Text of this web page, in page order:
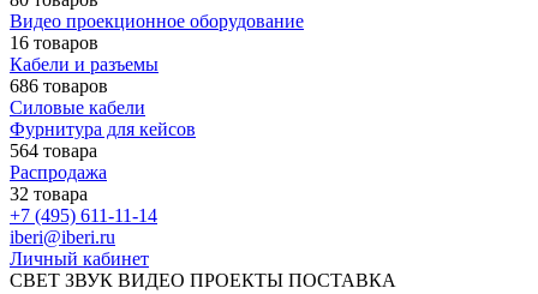
Видео проекционное оборудование
16 товаров
Кабели и разъемы
686 товаров
Силовые кабели
Фурнитура для кейсов
564 товара
Распродажа
32 товара
+7 (495) 611-11-14
iberi@iberi.ru
Личный кабинет
СВЕТ ЗВУК ВИДЕО ПРОЕКТЫ ПОСТАВКА